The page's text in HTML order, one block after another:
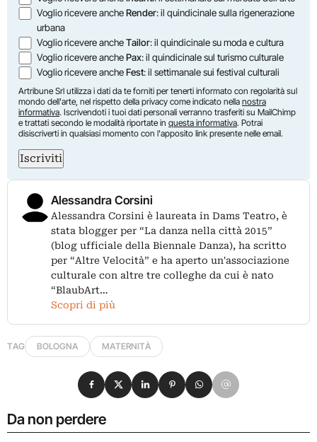
Voglio ricevere ancheRender: il quindicinale sulla rigenerazione
urbana
Voglio ricevere ancheTailor: il quindicinale su moda e cultura
Voglio ricevere anchePax: il quindicinale sul turismo culturale
Voglio ricevere ancheFest: il settimanale sui festival culturali
Artribune Srl utilizza i dati da te forniti per tenerti informato con regolarità sul
mondo dell'arte, nel rispetto della privacy come indicato nella nostra
informativa. Iscrivendoti i tuoi dati personali verranno trasferiti su MailChimp
e trattati secondo le modalità riportate in questa informativa. Potrai
disiscriverti in qualsiasi momento con l'apposito link presente nelle email.
Iscriviti
Alessandra Corsini
Alessandra Corsini è laureata in Dams Teatro, è
stata blogger per “La danza nella città 2015”
(blog ufficiale della Biennale Danza), ha scritto
per “Altre Velocità” e ha aperto un'associazione
culturale con altre tre colleghe da cui è nato
“BlaubArt…
Scopri di più
TAG BOLOGNA MATERNITÀ
Da non perdere
Condividi su Facebook
Condividi su X
Condividi su LinkedIn
Condividi su Pinterest
Condividi su WhatsApp
Condividi su Email